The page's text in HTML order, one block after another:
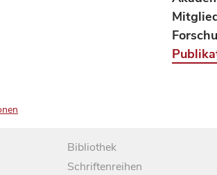
Bibliothek
Schriftenreihen